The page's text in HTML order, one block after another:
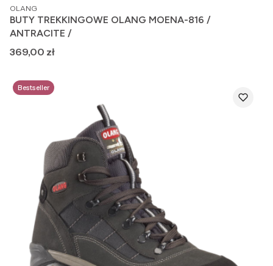
PRODUCENT
OLANG
BUTY TREKKINGOWE OLANG MOENA-816 /
ANTRACITE /
Cena
369,00 zł
Bestseller